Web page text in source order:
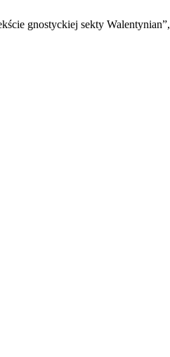
gnostyckiej sekty Walentynian”,